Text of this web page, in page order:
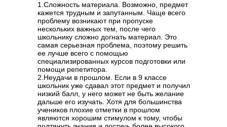
1.Сложность материала. Возможно, предмет
кажется трудным и запутанным. Чаще всего
проблему возникают при пропуске
нескольких важных тем, после чего
школьнику сложно догнать материал. Это
самая серьезная проблема, поэтому решить
ее лучше всего с помощью
специализированных курсов подготовки или
помощи репетитора.
2.Неудачи в прошлом. Если в 9 классе
школьник уже сдавал этот предмет и получил
низкий балл, у него может не быть желание
дальше его изучать. Хотя для большинства
учеников плохие отметки в прошлом
являются хорошим стимулом к тому, чтобы